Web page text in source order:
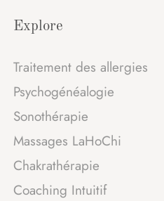
Explore
Traitement des allergies
Psychogénéalogie
Sonothérapie
Massages LaHoChi
Chakrathérapie
Coaching Intuitif